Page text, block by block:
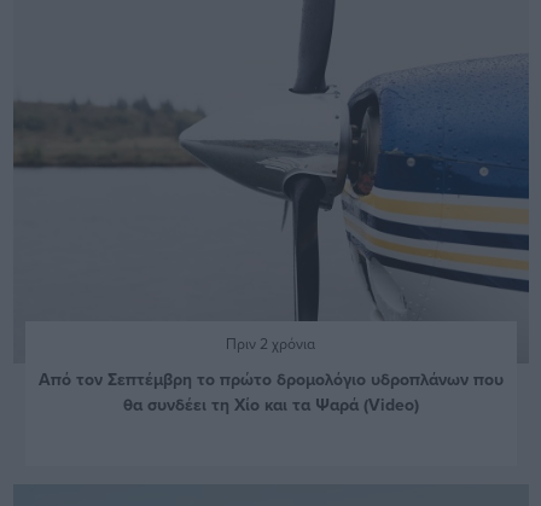
Πριν 2 χρόνια
Από τον Σεπτέμβρη το πρώτο δρομολόγιο υδροπλάνων που
θα συνδέει τη Χίο και τα Ψαρά (Video)